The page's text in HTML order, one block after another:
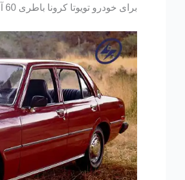
برای خودرو تویوتا کرونا باطری 60 آمپر تا 74 آمپر ساعت پیشنهاد میشود.